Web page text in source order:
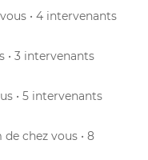
• 4 intervenants
• 3 intervenants
• 5 intervenants
de chez vous • 8